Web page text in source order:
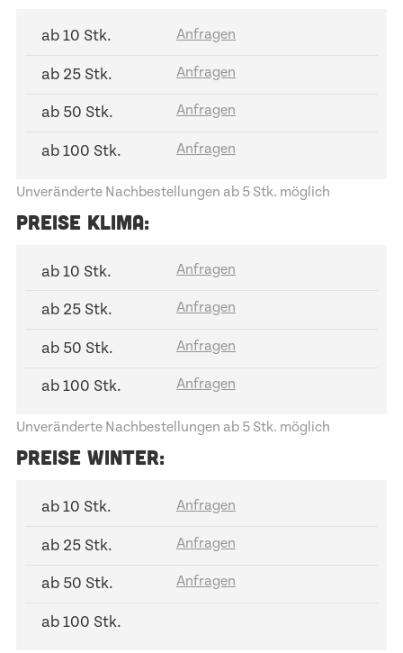
ab 10 Stk.
ab 25 Stk.
ab 50 Stk.
ab 100 Stk.
Unveränderte Nachbestellungen ab 5 Stk. möglich
PREISE KLIMA:
ab 10 Stk.
ab 25 Stk.
ab 50 Stk.
ab 100 Stk.
Unveränderte Nachbestellungen ab 5 Stk. möglich
PREISE WINTER:
ab 10 Stk.
ab 25 Stk.
ab 50 Stk.
ab 100 Stk.